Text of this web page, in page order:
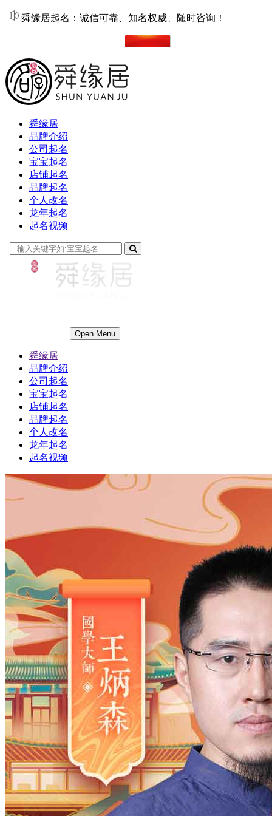
舜缘居起名：诚信可靠、知名权威、随时咨询！
舜缘居
品牌介绍
公司起名
宝宝起名
店铺起名
品牌起名
个人改名
龙年起名
起名视频
Open Menu
舜缘居
品牌介绍
公司起名
宝宝起名
店铺起名
品牌起名
个人改名
龙年起名
起名视频